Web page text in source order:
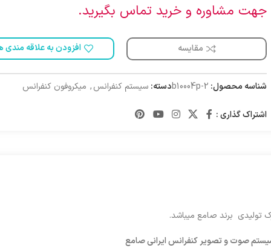
جهت مشاوره و خرید تماس بگیرید.
مقایسه افزودن به علاقه مندی
شناسه محصول: b10004p-2دسته: سیستم کنفرانس, میکروفون کنفرانس
اشتراک گذاری :
صوت و تصویر کنفرانس ایرانی صامع